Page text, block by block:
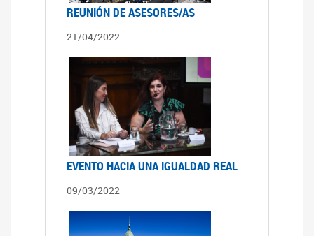
REUNIÓN DE ASESORES/AS
21/04/2022
EVENTO HACIA UNA IGUALDAD REAL
09/03/2022